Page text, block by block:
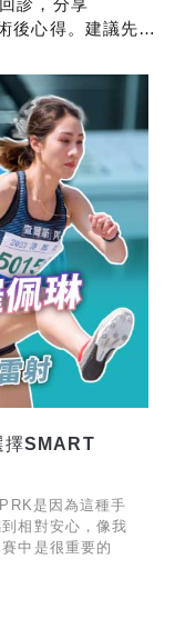
診，分享
後心得。建議先做
擇SMART
是因為這種手
相對安心，像我
中是很重要的